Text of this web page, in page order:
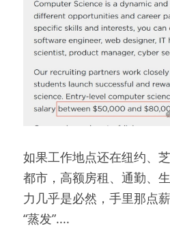
如果工作地点还在纽约、
都市，高额房租、通勤、
力几乎是必然，手里那点
“蒸发”....